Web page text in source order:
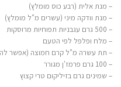
– מנת אלית (רבע כוס מומלץ)
– מנת וודקה מיני (עשרים מ"ל מומלץ)
– 500 גרם עגבניות תפוחיות מרוסקות
– מלח ופלפל לפי הטעם
– תת עשרה מ"ל קרם חמוצה (אפשר
– 100 גרם פרמז'ן מגורר
– שמינים גרם בזיליקום טרי קצוץ